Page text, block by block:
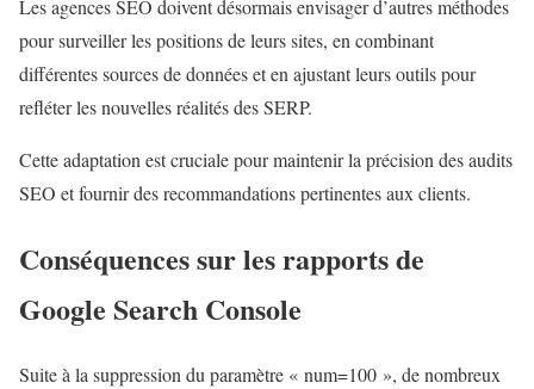
Les agences SEO doivent désormais envisager d’autres méthodes
pour surveiller les positions de leurs sites, en combinant
différentes sources de données et en ajustant leurs outils pour
refléter les nouvelles réalités des SERP.
Cette adaptation est cruciale pour maintenir la précision des audits
SEO et fournir des recommandations pertinentes aux clients.
Conséquences sur les rapports de
Google Search Console
Suite à la suppression du paramètre « num=100 », de nombreux